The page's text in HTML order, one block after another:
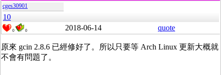
cges30901
10
0 0 2018-06-14 quote
原來 gcin 2.8.6 已經修好了。所以只要等 Arch Linux 更新大概就
不會有問題了。